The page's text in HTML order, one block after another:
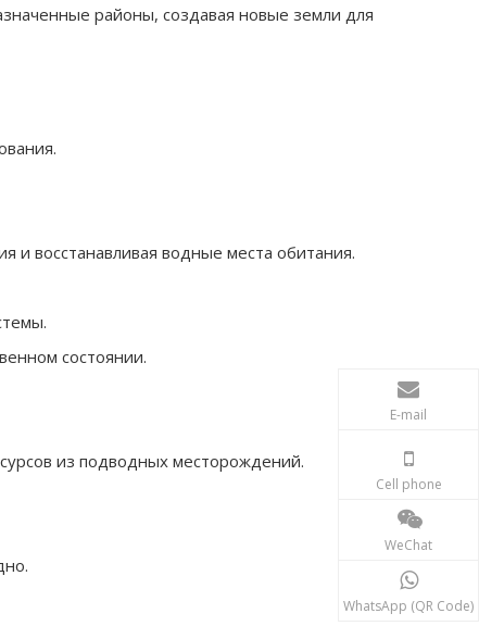
районы, создавая новые земли для
и восстанавливая водные места обитания.
состоянии.
из подводных месторождений.
E-mail
Cell phone
WeChat
WhatsApp (QR Code)